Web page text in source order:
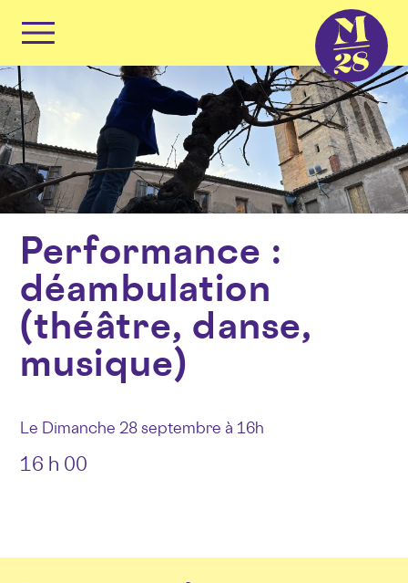
Skip
to
content
Performance :
déambulation
(théâtre, danse,
musique)
Le Dimanche 28 septembre à 16h
16 h 00